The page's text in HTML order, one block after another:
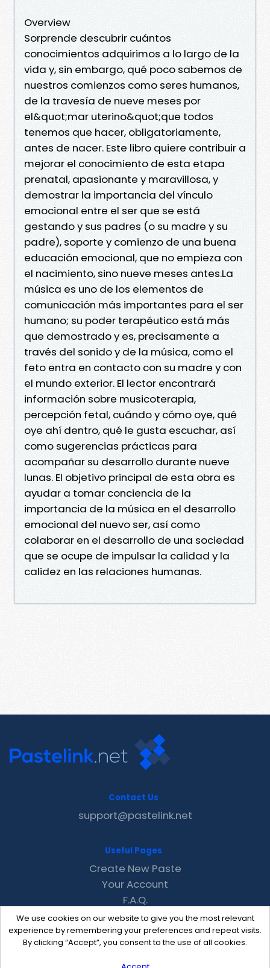
Overview
Sorprende descubrir cuántos
conocimientos adquirimos a lo largo de la
vida y, sin embargo, qué poco sabemos de
nuestros comienzos como seres humanos,
de la travesía de nueve meses por
el&quot;mar uterino&quot;que todos
tenemos que hacer, obligatoriamente,
antes de nacer. Este libro quiere contribuir a
mejorar el conocimiento de esta etapa
prenatal, apasionante y maravillosa, y
demostrar la importancia del vínculo
emocional entre el ser que se está
gestando y sus padres (o su madre y su
padre), soporte y comienzo de una buena
educación emocional, que no empieza con
el nacimiento, sino nueve meses antes.La
música es uno de los elementos de
comunicación más importantes para el ser
humano; su poder terapéutico está más
que demostrado y es, precisamente a
través del sonido y de la música, como el
feto entra en contacto con su madre y con
el mundo exterior. El lector encontrará
información sobre musicoterapia,
percepción fetal, cuándo y cómo oye, qué
oye ahí dentro, qué le gusta escuchar, así
como sugerencias prácticas para
acompañar su desarrollo durante nueve
lunas. El objetivo principal de esta obra es
ayudar a tomar conciencia de la
importancia de la música en el desarrollo
emocional del nuevo ser, así como
colaborar en el desarrollo de una sociedad
que se ocupe de impulsar la calidad y la
calidez en las relaciones humanas.
We use cookies on our website to give you the most relevant
experience by remembering your preferences and repeat visits.
By clicking “Accept”, you consent to the use of all cookies.
Contact Us
support@pastelink.net
Useful Pages
Create New Paste
Your Account
F.A.Q.
Recent
Contact